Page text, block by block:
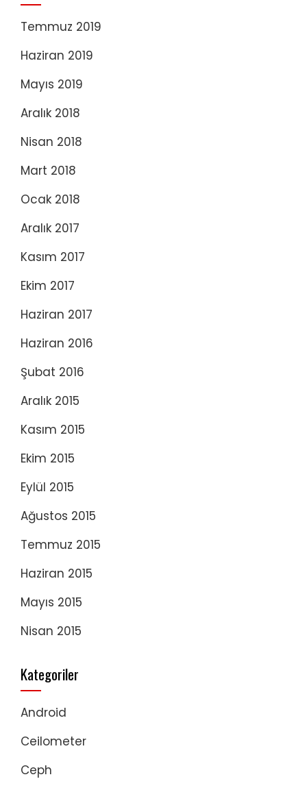
Temmuz 2019
Haziran 2019
Mayıs 2019
Aralık 2018
Nisan 2018
Mart 2018
Ocak 2018
Aralık 2017
Kasım 2017
Ekim 2017
Haziran 2017
Haziran 2016
Şubat 2016
Aralık 2015
Kasım 2015
Ekim 2015
Eylül 2015
Ağustos 2015
Temmuz 2015
Haziran 2015
Mayıs 2015
Nisan 2015
Kategoriler
Android
Ceilometer
Ceph